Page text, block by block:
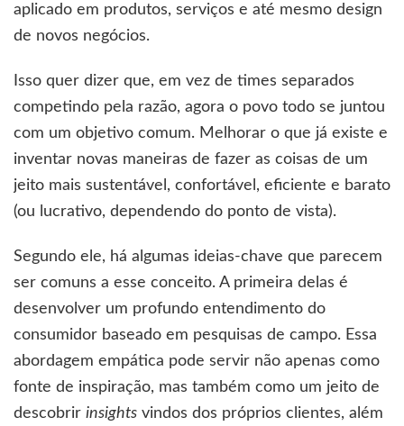
aplicado em produtos, serviços e até mesmo design
de novos negócios.
Isso quer dizer que, em vez de times separados
competindo pela razão, agora o povo todo se juntou
com um objetivo comum. Melhorar o que já existe e
inventar novas maneiras de fazer as coisas de um
jeito mais sustentável, confortável, eficiente e barato
(ou lucrativo, dependendo do ponto de vista).
Segundo ele, há algumas ideias-chave que parecem
ser comuns a esse conceito. A primeira delas é
desenvolver um profundo entendimento do
consumidor baseado em pesquisas de campo. Essa
abordagem empática pode servir não apenas como
fonte de inspiração, mas também como um jeito de
descobrir insights vindos dos próprios clientes, além